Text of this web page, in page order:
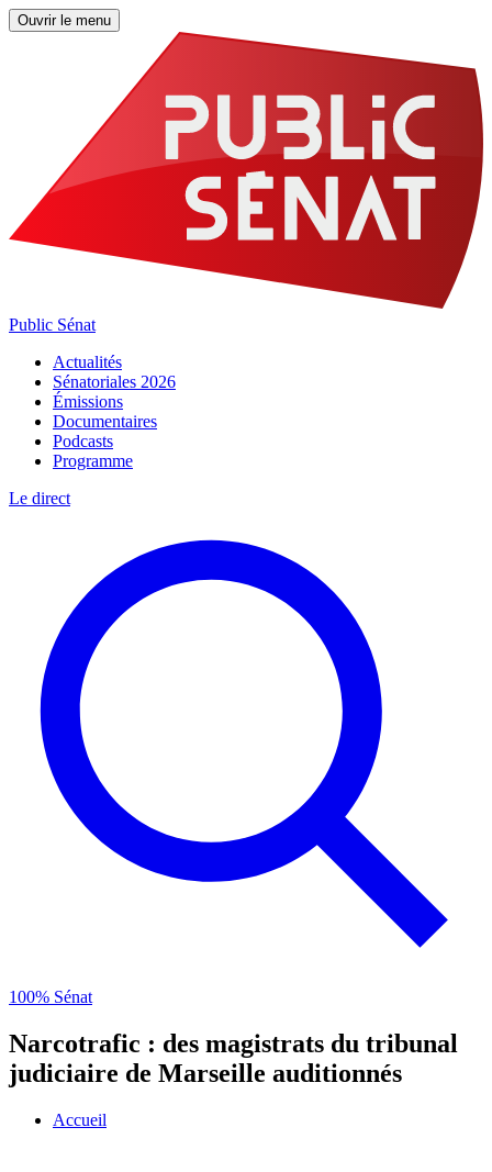
Ouvrir le menu
Public Sénat
Actualités
Sénatoriales 2026
Émissions
Documentaires
Podcasts
Programme
Le direct
100% Sénat
Narcotrafic : des magistrats du tribunal
judiciaire de Marseille auditionnés
Accueil